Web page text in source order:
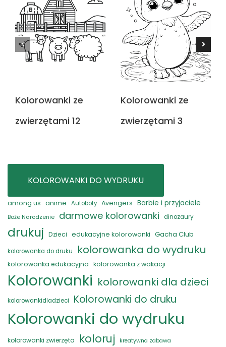
Kolorowanki ze
zwierzętami 12
Kolorowanki ze
zwierzętami 3
KOLOROWANKI DO WYDRUKU
among us anime Autoboty Avengers Barbie i przyjaciele
Boże Narodzenie darmowe kolorowanki dinozaury
drukuj Dzieci edukacyjne kolorowanki Gacha Club
kolorowanka do druku kolorowanka do wydruku
kolorowanka edukacyjna kolorowanka z wakacji
Kolorowanki kolorowanki dla dzieci
kolorowankidladzieci Kolorowanki do druku
Kolorowanki do wydruku
kolorowanki zwierzęta koloruj kreatywna zabawa